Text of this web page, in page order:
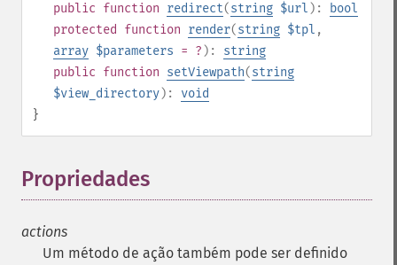
public function redirect(string $url ):
bool
protected
function render(string $tpl ,
array $parameters = ? ): string
public function setViewpath(string
$view_directory): void
}
Propriedades
actions
Um método de ação também pode ser definido